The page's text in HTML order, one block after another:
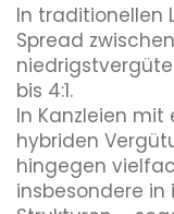
In traditionellen
Spread
bis 4:1.
In Kanzleien
hybriden
hingegen
insbesondere